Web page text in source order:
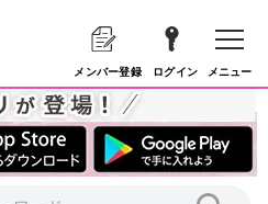
メンバー登録 ログイン メニュー